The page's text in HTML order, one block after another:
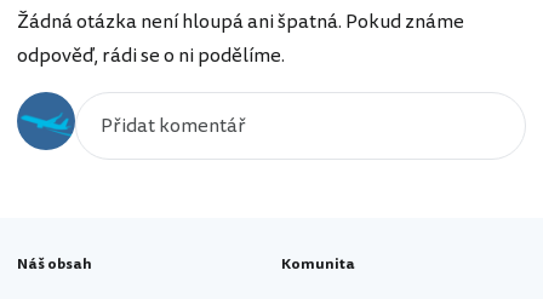
Žádná otázka není hloupá ani špatná. Pokud známe
odpověď, rádi se o ni podělíme.
Náš obsah Komunita